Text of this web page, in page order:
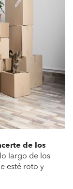
de los
largo de los
esté roto y